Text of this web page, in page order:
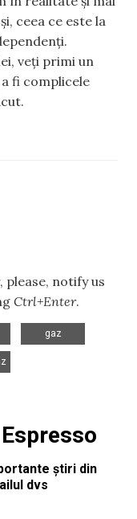
ceea ce este la
veți primi un
fi complicele
please, notify us
Ctrl+Enter.
gaz
știri din
dvs